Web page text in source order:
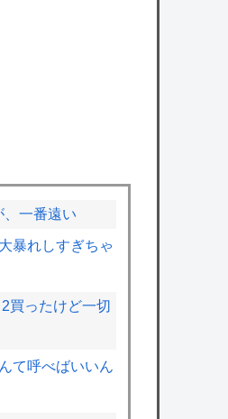
一番遠い
暴れしすぎちゃ
買ったけど一切
て呼べばいいん